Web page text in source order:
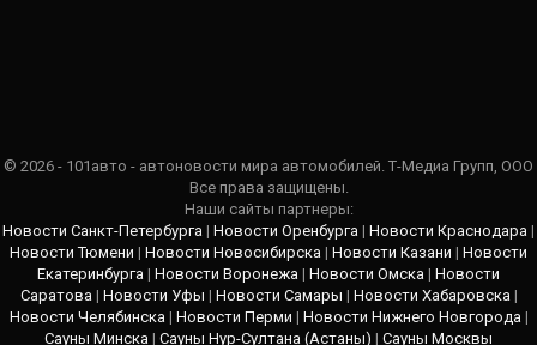
© 2026 - 101авто - автоновости мира автомобилей. Т-Медиа Групп, ООО
Все права защищены.
Наши сайты партнеры:
Новости Санкт-Петербурга | Новости Оренбурга | Новости Краснодара |
Новости Тюмени | Новости Новосибирска | Новости Казани | Новости
Екатеринбурга | Новости Воронежа | Новости Омска | Новости
Саратова| Новости Уфы | Новости Самары | Новости Хабаровска|
Новости Челябинска| Новости Перми | Новости Нижнего Новгорода|
Сауны Минска | Сауны Нур-Султана (Астаны) | Сауны Москвы